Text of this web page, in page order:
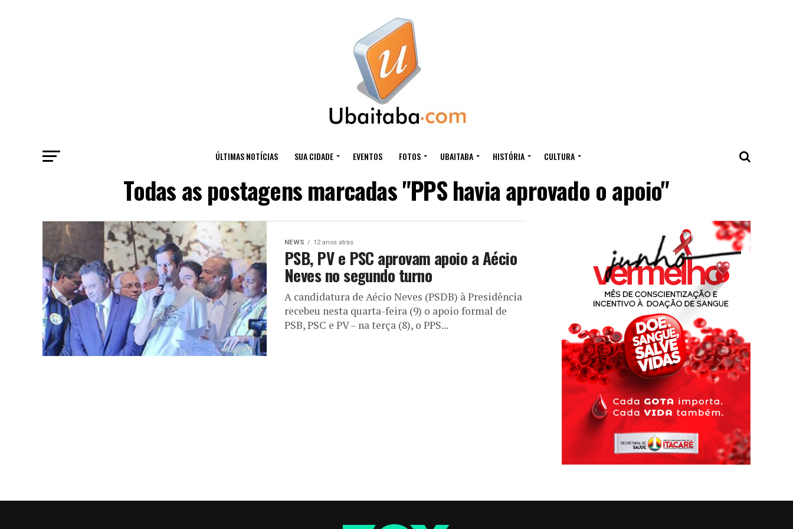
ÚLTIMAS NOTÍCIAS SUA CIDADE EVENTOS FOTOS UBAITABA HISTÓRIA CULTURA
Todas as postagens marcadas "PPS havia aprovado o apoio"
NEWS 12 anos atrás
PSB, PV e PSC aprovam apoio a Aécio
Neves no segundo turno
A candidatura de Aécio Neves (PSDB) à Presidência
recebeu nesta quarta-feira (9) o apoio formal de
PSB, PSC e PV – na terça (8), o PPS...